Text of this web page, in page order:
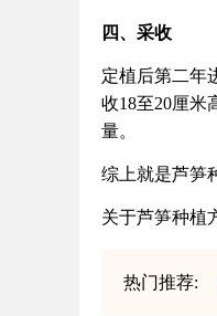
四、采收
定植后第二年
收18至20厘米
量。
综上就是芦笋
关于芦笋种植
热门推荐: